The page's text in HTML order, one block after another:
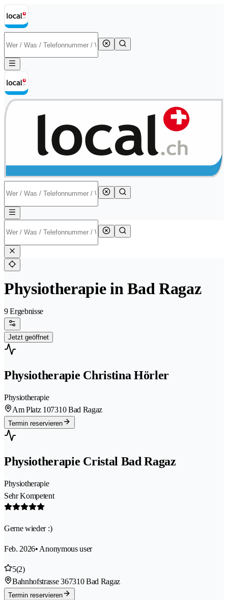
Physiotherapie in Bad Ragaz
9 Ergebnisse
Jetzt geöffnet
Physiotherapie Christina Hörler
Physiotherapie
Am Platz 107310 Bad Ragaz
Termin reservieren
Physiotherapie Cristal Bad Ragaz
Physiotherapie
Sehr Kompetent
Gerne wieder :)
Feb. 2026• Anonymous user
5(2)
Bahnhofstrasse 367310 Bad Ragaz
Termin reservieren